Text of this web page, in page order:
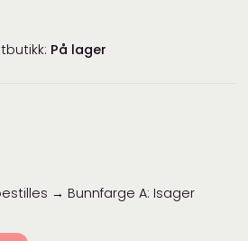
På lager
→ Bunnfarge A: Isager